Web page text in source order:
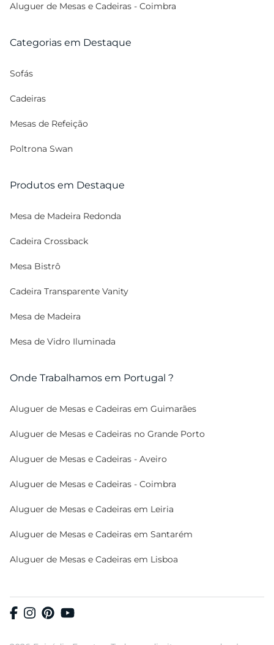
Aluguer de Mesas e Cadeiras - Coimbra
Categorias em Destaque
Sofás
Cadeiras
Mesas de Refeição
Poltrona Swan
Produtos em Destaque
Mesa de Madeira Redonda
Cadeira Crossback
Mesa Bistrô
Cadeira Transparente Vanity
Mesa de Madeira
Mesa de Vidro Iluminada
Onde Trabalhamos em Portugal ?
Aluguer de Mesas e Cadeiras em Guimarães
Aluguer de Mesas e Cadeiras no Grande Porto
Aluguer de Mesas e Cadeiras - Aveiro
Aluguer de Mesas e Cadeiras - Coimbra
Aluguer de Mesas e Cadeiras em Leiria
Aluguer de Mesas e Cadeiras em Santarém
Aluguer de Mesas e Cadeiras em Lisboa